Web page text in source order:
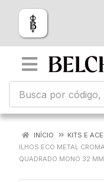
INÍCIO KITS E
ILHOS ECO METAL
QUADRADO MONO 32 MM